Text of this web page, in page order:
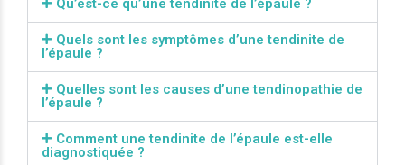
Qu’est-ce qu’une tendinite de l’épaule ?
Quels sont les symptômes d’une tendinite de
l’épaule ?
Quelles sont les causes d’une tendinopathie de
l’épaule ?
Comment une tendinite de l’épaule est-elle
diagnostiquée ?